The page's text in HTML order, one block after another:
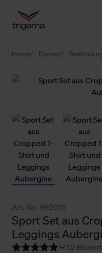
Home Damen
Art. Nr.: 99201S
Sport Set aus
Leggings
52